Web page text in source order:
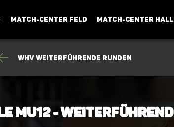
MATCH-CENTER FELD MATCH-CENTER
WHV Weiterführende Runden
mU12 -